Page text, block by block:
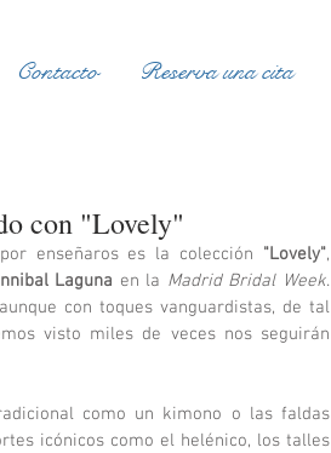
Contacto Reserva una cita
con "Lovely"
enseñaros es la colección "Lovely",
Laguna en la Madrid Bridal Week.
con toques vanguardistas, de tal
visto miles de veces nos seguirán
como un kimono o las faldas
icónicos como el helénico, los talles